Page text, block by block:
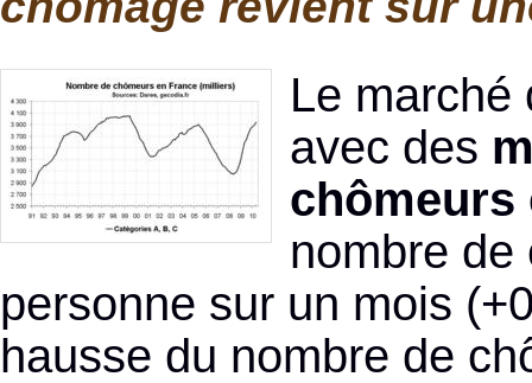
Le marché
avec des
chômeurs
nombre de
personne sur un mois
hausse du nombre de